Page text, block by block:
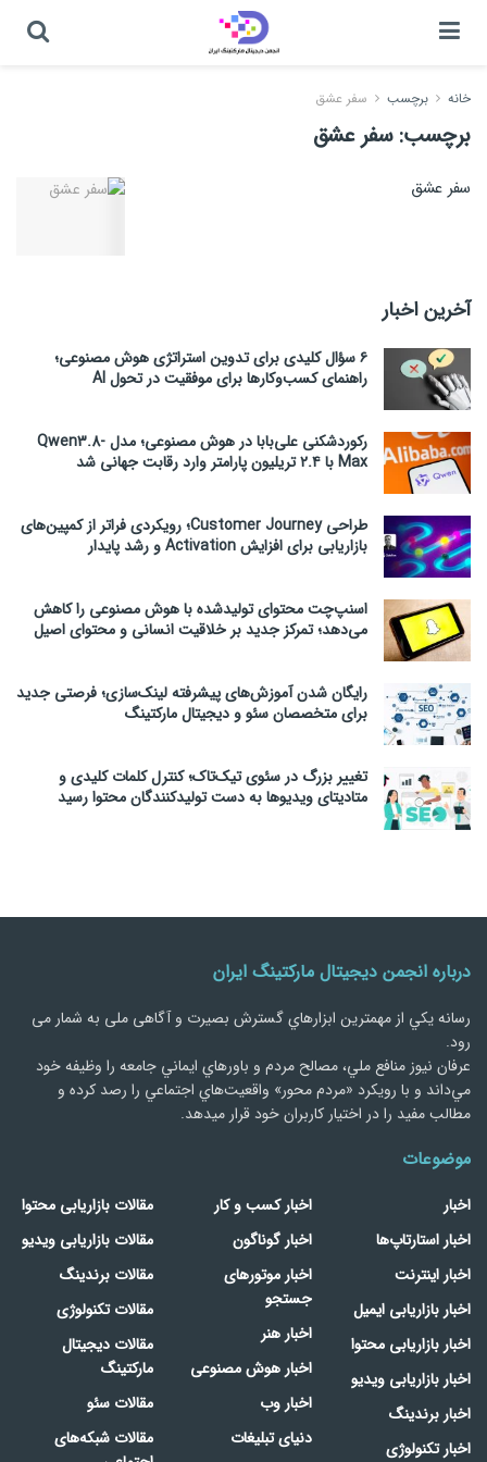
خانه برچسب سفر عشق
برچسب:سفر عشق
سفر عشق
آخرین اخبار
۶ سؤال کلیدی برای تدوین استراتژی هوش مصنوعی؛
راهنمای کسب‌وکارها برای موفقیت در تحول AI
رکوردشکنی علی‌بابا در هوش مصنوعی؛ مدل Qwen3.8-
Max با ۲.۴ تریلیون پارامتر وارد رقابت جهانی شد
طراحی Customer Journey؛ رویکردی فراتر از کمپین‌های
بازاریابی برای افزایش Activation و رشد پایدار
اسنپ‌چت محتوای تولیدشده با هوش مصنوعی را کاهش
می‌دهد؛ تمرکز جدید بر خلاقیت انسانی و محتوای اصیل
رایگان شدن آموزش‌های پیشرفته لینک‌سازی؛ فرصتی جدید
برای متخصصان سئو و دیجیتال مارکتینگ
تغییر بزرگ در سئوی تیک‌تاک؛ کنترل کلمات کلیدی و
متادیتای ویدیوها به دست تولیدکنندگان محتوا رسید
درباره انجمن دیجیتال مارکتینگ ایران
رسانه يكي از مهمترین ابزارهاي گسترش بصیرت و آگاهی ملی به شمار می
رود.
عرفان نیوز منافع ملي، مصالح مردم و باورهاي ايماني جامعه را وظيفه خود
مي‌داند و با رويكرد «مردم‌ محور» واقعيت‌هاي اجتماعي را رصد کرده و
مطالب مفید را در اختیار کاربران خود قرار میدهد.
موضوعات
اخبار
اخبار استارتاپ‌ها
اخبار اینترنت
اخبار بازاریابی ایمیل
اخبار بازاریابی محتوا
اخبار بازاریابی ویدیو
اخبار برندینگ
اخبار تکنولوژی
اخبار کسب و کار
اخبار گوناگون
اخبار موتورهای
جستجو
اخبار هنر
اخبار هوش مصنوعی
اخبار وب
دنیای تبلیغات
مقالات بازاریابی محتوا
مقالات بازاریابی ویدیو
مقالات برندینگ
مقالات تکنولوژی
مقالات دیجیتال
مارکتینگ
مقالات سئو
مقالات شبکه‌های